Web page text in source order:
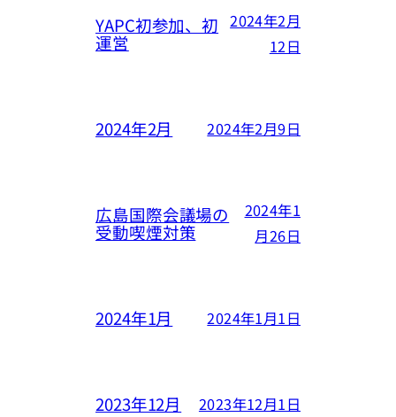
YAPC初参加、初
運営
2024年2月
12日
2024年2月 2024年2月9日
広島国際会議場の
受動喫煙対策
2024年1
月26日
2024年1月 2024年1月1日
2023年12月 2023年12月1日